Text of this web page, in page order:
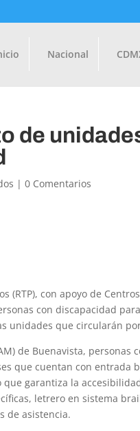
Nacional
de
|0 Comentarios
(RTP), con apoyo de
con discapacidad
unidades que circularán
de Buenavista, personas
que cuentan con entrada
garantiza la
letrero en sistema
de asistencia.